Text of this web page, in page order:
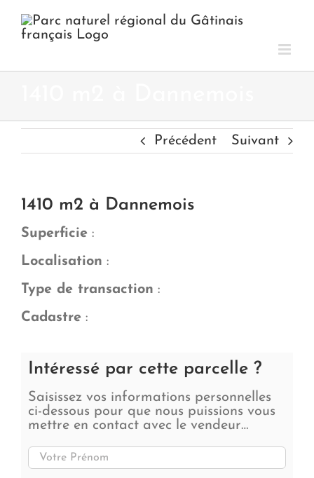
contenu
Précédent Suivant
1410 m2 à Dannemois
Superficie :
Localisation :
Type de transaction :
Cadastre :
Intéressé par cette parcelle ?
Saisissez vos informations personnelles
ci-dessous pour que nous puissions vous
mettre en contact avec le vendeur…